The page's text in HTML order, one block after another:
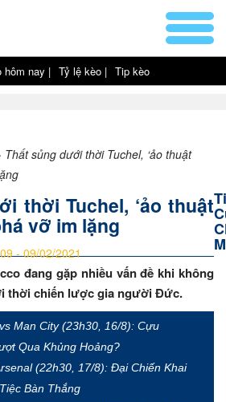
hôm nay | Tỷ lệ kèo | Tip kèo
Thất sủng dưới thời Tuchel, ‘ảo thuật
thời Tuchel, ‘ảo thuật
vỡ im lặng
- 09/02/2021
đang gặp nhiều vấn đề khi không
thời chiến lược gia người Đức.
Man City (23h30, 16/8): Cựu
Qua Khủng Hoảng?
(22h30, 17/8): Đại Chiến Khai
Bàn Thắng